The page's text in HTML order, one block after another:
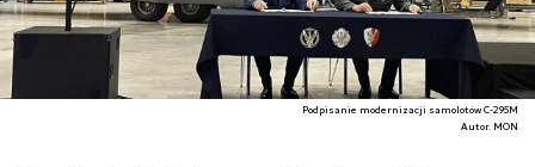
Podpisanie modernizacji samolotów C-295M
Autor. MON